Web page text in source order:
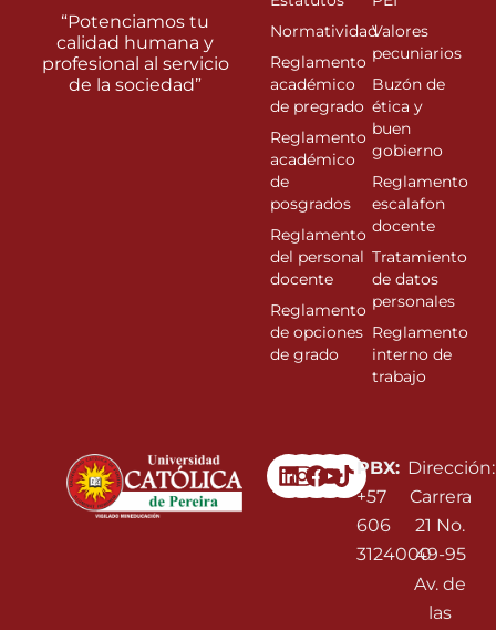
Linkedin
Instagram
Facebook
Youtube
PBX:
+57
606
3124000
Dirección:
Carrera
21 No.
49-95
Av. de
las
“Potenciamos tu
calidad humana y
profesional al servicio
de la sociedad”
Normatividad
Reglamento
académico
de pregrado
Reglamento
académico
de
posgrados
Reglamento
del personal
docente
Reglamento
de opciones
de grado
Valores
pecuniarios
Buzón de
ética y
buen
gobierno
Reglamento
escalafon
docente
Tratamiento
de datos
personales
Reglamento
interno de
trabajo